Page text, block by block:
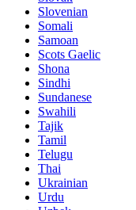
Slovenian
Somali
Samoan
Scots Gaelic
Shona
Sindhi
Sundanese
Swahili
Tajik
Tamil
Telugu
Thai
Ukrainian
Urdu